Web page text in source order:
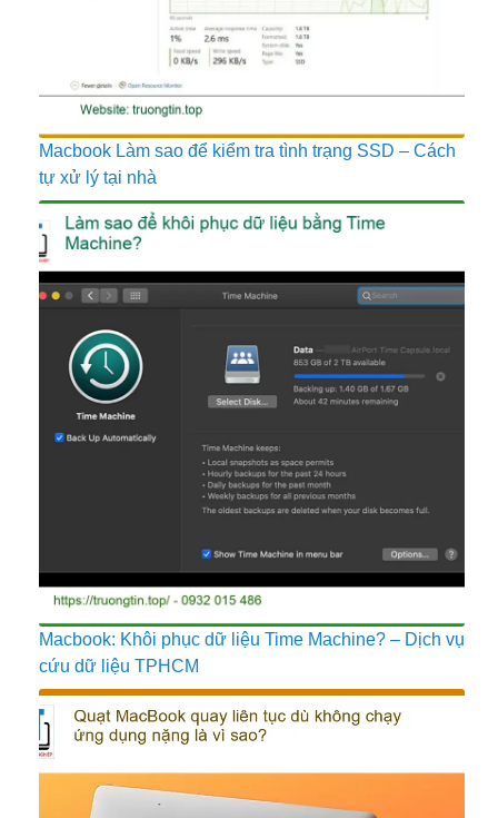
Macbook Làm sao để kiểm tra tình trạng SSD – Cách
tự xử lý tại nhà
Macbook: Khôi phục dữ liệu Time Machine? – Dịch vụ
cứu dữ liệu TPHCM